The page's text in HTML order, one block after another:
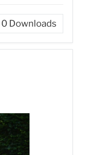
0 Downloads